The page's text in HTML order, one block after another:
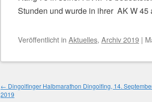
Stunden und wurde in ihrer AK W 45
Veröffentlicht in Aktuelles, Archiv 2019 |
Beitragsnavigation
← Dingolfinger Halbmarathon Dingolfing, 14.
2019